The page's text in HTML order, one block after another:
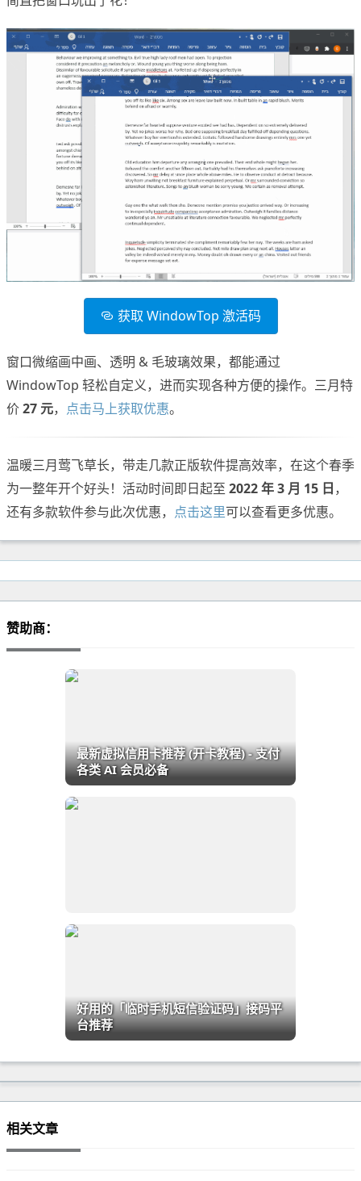
获取 WindowTop 激活码
窗口微缩画中画、透明 & 毛玻璃效果，都能通过
WindowTop 轻松自定义，进而实现各种方便的操作。三月特
价27 元， 点击马上获取优惠。
温暖三月莺飞草长，带走几款正版软件提高效率，在这个春季
为一整年开个好头！活动时间即日起至 2022 年 3 月 15 日，
还有多款软件参与此次优惠， 点击这里可以查看更多优惠。
赞助商：
最新虚拟信用卡推荐 (开卡教程) - 支付
各类 AI 会员必备
好用的「临时手机短信验证码」接码平
台推荐
相关文章